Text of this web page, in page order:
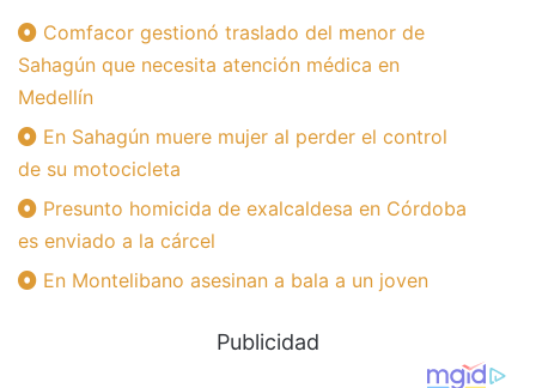
Comfacor gestionó traslado del menor de
Sahagún que necesita atención médica en
Medellín
En Sahagún muere mujer al perder el control
de su motocicleta
Presunto homicida de exalcaldesa en Córdoba
es enviado a la cárcel
En Montelibano asesinan a bala a un joven
Publicidad